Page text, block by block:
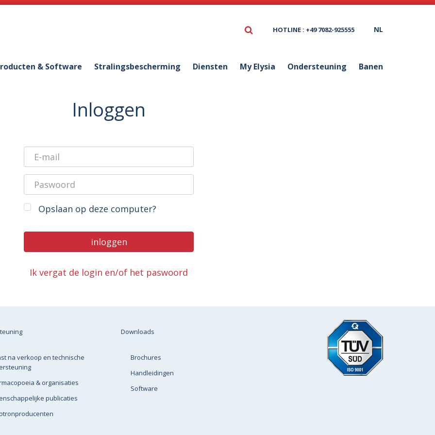
HOTLINE : +49 7082-925555 NL
& Software Stralingsbescherming Diensten My Elysia Ondersteuning Banen
Inloggen
Opslaan op deze computer?
inloggen
Ik vergat de login en/of het paswoord
na verkoop en technische
& organisaties
publicaties
Downloads
Brochures
Handleidingen
Software